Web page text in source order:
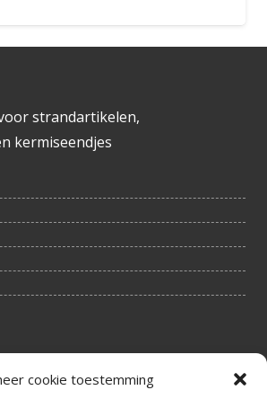
cookie toestemming
strandartikelen,
kermiseendjes